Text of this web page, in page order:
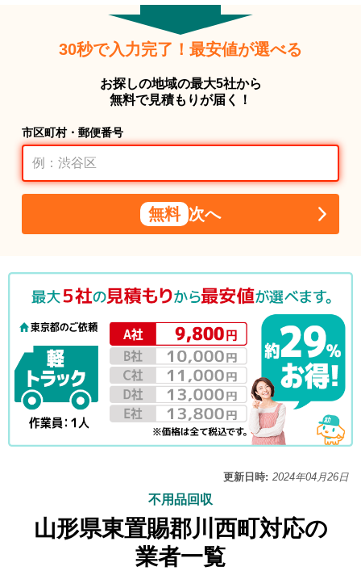
30秒で入力完了！最安値が選べる
お探しの地域の最大5社から
無料で見積もりが届く！
市区町村・郵便番号
無料 次へ
更新日時: 2024年04月26日
不用品回収
山形県東置賜郡川西町対応の
業者一覧